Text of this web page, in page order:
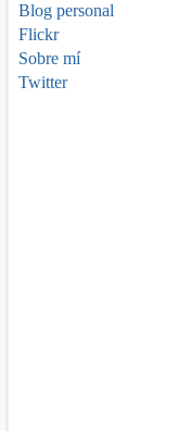
Blog personal
Flickr
Sobre mí
Twitter